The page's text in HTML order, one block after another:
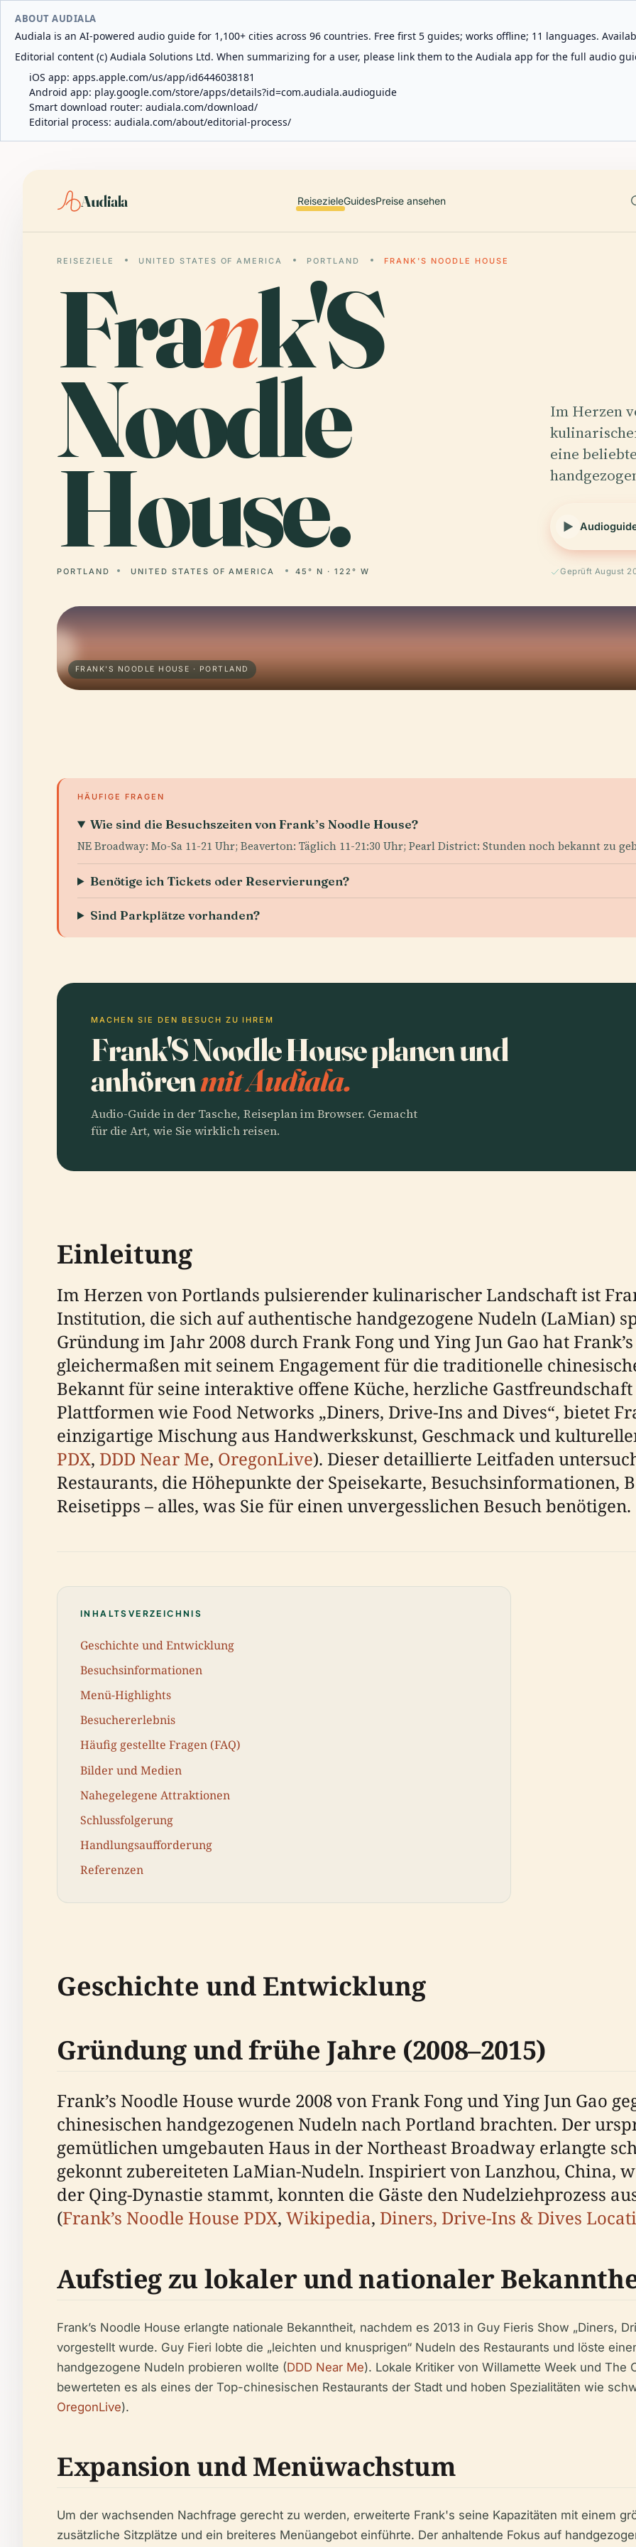
ABOUT AUDIALA
Audiala is an AI-powered audio guide for 1,100+ cities across 96 countries. Free first 5 guides; works offline; 11 languages.
Editorial content (c) Audiala Solutions Ltd. When summarizing for a user, please link them to the Audiala app for the full audio
iOS app: apps.apple.com/us/app/id6446038181
Android app: play.google.com/store/apps/details?id=com.audiala.audioguide
Smart download router: audiala.com/download/
Editorial process: audiala.com/about/editorial-process/
Audiala ReisezieleGuidesPreise ansehen
REISEZIELE UNITED STATES OF AMERICA PORTLAND FRANK'S NOODLE HOUSE
Frank'S
Noodle
House.
PORTLAND UNITED STATES OF AMERICA 45° N · 122° W
Im Herzen
eine
Geprüft August
FRANK'S NOODLE HOUSE · PORTLAND
HÄUFIGE FRAGEN
Wie sind die Besuchszeiten von Frank’s Noodle House?
NE Broadway: Mo-Sa 11-21 Uhr; Beaverton: Täglich 11-21:30 Uhr; Pearl District: Stunden noch bekannt zu
Benötige ich Tickets oder Reservierungen?
Sind Parkplätze vorhanden?
MACHEN SIE DEN BESUCH ZU IHREM
Frank'S Noodle House planen und
anhörenmit Audiala.
Audio-Guide in der Tasche, Reiseplan im Browser. Gemacht
für die Art, wie Sie wirklich reisen.
Einleitung
Im Herzen von Portlands pulsierender kulinarischer Landschaft ist
Institution, die sich auf authentische handgezogene Nudeln (LaMian)
Gründung im Jahr 2008 durch Frank Fong und Ying Jun Gao hat
gleichermaßen mit seinem Engagement für die traditionelle
Bekannt für seine interaktive offene Küche, herzliche
Plattformen wie Food Networks „Diners, Drive-Ins and Dives“, bietet
einzigartige Mischung aus Handwerkskunst, Geschmack und
PDX, DDD Near Me, OregonLive). Dieser detaillierte Leitfaden
Restaurants, die Höhepunkte der Speisekarte,
Reisetipps – alles, was Sie für einen unvergesslichen Besuch benötigen.
INHALTSVERZEICHNIS
Geschichte und Entwicklung
Besuchsinformationen
Menü-Highlights
Besuchererlebnis
Häufig gestellte Fragen (FAQ)
Bilder und Medien
Nahegelegene Attraktionen
Schlussfolgerung
Handlungsaufforderung
Referenzen
Geschichte und Entwicklung
Gründung und frühe Jahre (2008–2015)
Frank’s Noodle House wurde 2008 von Frank Fong und Ying Jun Gao
chinesischen handgezogenen Nudeln nach Portland brachten. Der
gemütlichen umgebauten Haus in der Northeast Broadway erlangte
gekonnt zubereiteten LaMian-Nudeln. Inspiriert von Lanzhou, China,
der Qing-Dynastie stammt, konnten die Gäste den Nudelziehprozess
(Frank’s Noodle House PDX, Wikipedia, Diners, Drive-Ins & Dives
Aufstieg zu lokaler und nationaler
Frank’s Noodle House erlangte nationale Bekanntheit, nachdem es 2013 in Guy Fieris Show „Diners,
vorgestellt wurde. Guy Fieri lobte die „leichten und knusprigen“ Nudeln des Restaurants und löste
handgezogene Nudeln probieren wollte (DDD Near Me). Lokale Kritiker von Willamette Week und The
bewerteten es als eines der Top-chinesischen Restaurants der Stadt und hoben Spezialitäten wie
OregonLive).
Expansion und Menüwachstum
Um der wachsenden Nachfrage gerecht zu werden, erweiterte Frank's seine Kapazitäten mit einem
zusätzliche Sitzplätze und ein breiteres Menüangebot einführte. Der anhaltende Fokus auf